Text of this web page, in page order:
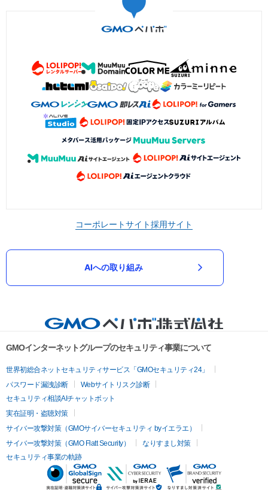
コーポレートサイト採用サイト
AIへの取り組み
GMOインターネットグループのセキュリティ事業について
世界初総合ネットセキュリティサービス「GMOセキュリティ24」
パスワード漏洩診断
Webサイトリスク診断
セキュリティ相談AIチャットボット
実在証明・盗聴対策
サイバー攻撃対策（GMOサイバーセキュリティ byイエラエ）
サイバー攻撃対策（GMO Flatt Security）
なりすまし対策
セキュリティ事業の軌跡